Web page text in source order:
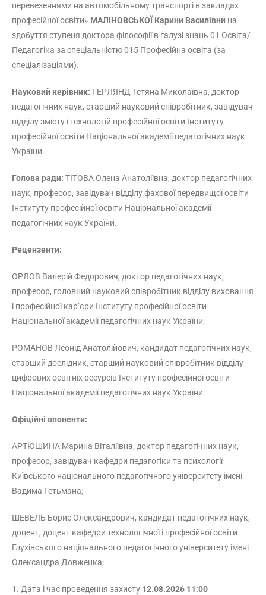
перевезеннями на автомобільному транспорті в закладах
професійної освіти» МАЛІНОВСЬКОЇ Карини Василівни на
здобуття ступеня доктора філософії в галузі знань 01 Освіта/
Педагогіка за спеціальністю 015 Професійна освіта (за
спеціалізаціями).
Науковий керівник: ГЕРЛЯНД Тетяна Миколаївна, доктор
педагогічних наук, старший науковий співробітник, завідувач
відділу змісту і технологій професійної освіти Інституту
професійної освіти Національної академії педагогічних наук
України.
Голова ради: ТІТОВА Олена Анатоліївна, доктор педагогічних
наук, професор, завідувач відділу фахової передвищої освіти
Інституту професійної освіти Національної академії
педагогічних наук України.
Рецензенти:
ОРЛОВ Валерій Федорович, доктор педагогічних наук,
професор, головний науковий співробітник відділу виховання
і професійної кар’єри Інституту професійної освіти
Національної академії педагогічних наук України;
РОМАНОВ Леонід Анатолійович, кандидат педагогічних наук,
старший дослідник, старший науковий співробітник відділу
цифрових освітніх ресурсів Інституту професійної освіти
Національної академії педагогічних наук України.
Офіційні опоненти:
АРТЮШИНА Марина Віталіївна, доктор педагогічних наук,
професор, завідувач кафедри педагогіки та психології
Київського національного педагогічного університету імені
Вадима Гетьмана;
ШЕВЕЛЬ Борис Олександрович, кандидат педагогічних наук,
доцент, доцент кафедри технологічної і професійної освіти
Глухівського національного педагогічного університету імені
Олександра Довженка;
1. Дата і час проведення захисту 12.08.2026 11:00